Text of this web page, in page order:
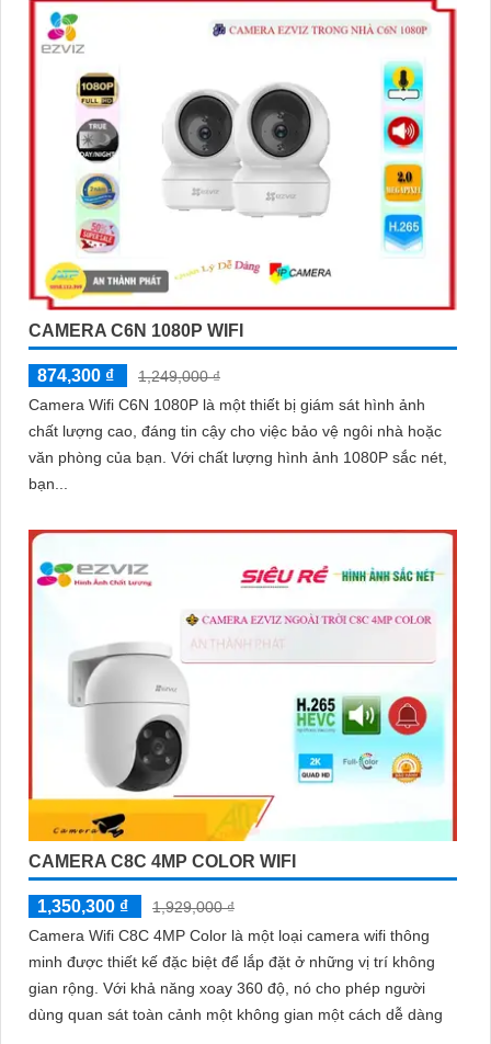
CAMERA C6N 1080P WIFI
874,300 ₫
1,249,000 ₫
Camera Wifi C6N 1080P là một thiết bị giám sát hình ảnh
chất lượng cao, đáng tin cậy cho việc bảo vệ ngôi nhà hoặc
văn phòng của bạn. Với chất lượng hình ảnh 1080P sắc nét,
bạn...
CAMERA C8C 4MP COLOR WIFI
1,350,300 ₫
1,929,000 ₫
Camera Wifi C8C 4MP Color là một loại camera wifi thông
minh được thiết kế đặc biệt để lắp đặt ở những vị trí không
gian rộng. Với khả năng xoay 360 độ, nó cho phép người
dùng quan sát toàn cảnh một không gian một cách dễ dàng